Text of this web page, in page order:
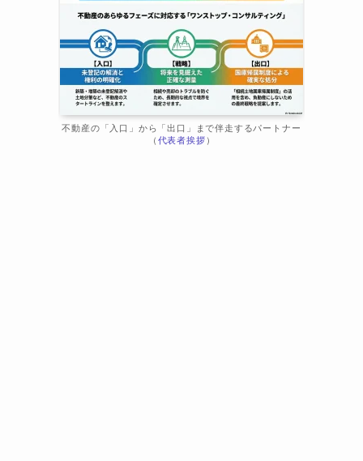
不動産の「入口」から「出口」まで伴走するパートナー
（代表者挨拶）